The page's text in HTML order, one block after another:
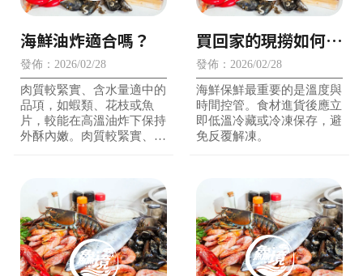
海鮮油炸適合嗎？
發佈：2026/02/28
肉質較緊實、含水量適中的
品項，如蝦類、花枝或魚
片，較能在高溫油炸下保持
外酥內嫩。肉質較緊實、含
買回家的現撈如何保
鮮？
發佈：2026/02/28
海鮮保鮮最重要的是溫度與
時間控管。食材進貨後應立
即低溫冷藏或冷凍保存，避
免反覆解凍。